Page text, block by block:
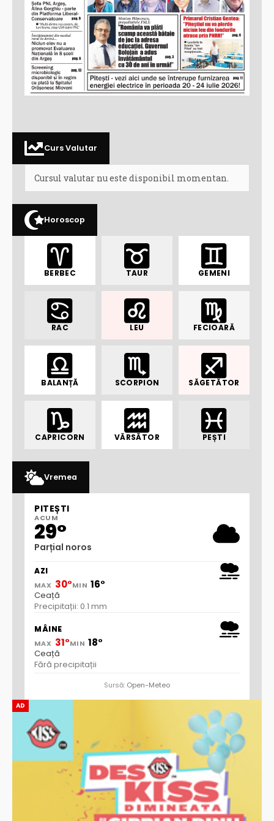
AD
Curs Valutar
Cursul valutar nu este disponibil momentan.
Horoscop
BERBEC TAUR GEMENI
RAC LEU FECIOARĂ
BALANȚĂ SCORPION SĂGETĂTOR
CAPRICORN VĂRSĂTOR PEȘTI
Vremea
PITEȘTI
ACUM
29°
Parțial noros
AZI
MAX 30°MIN 16°
Ceață
Precipitații: 0.1 mm
MÂINE
MAX 31°MIN 18°
Ceață
Fără precipitații
Sursă: Open-Meteo